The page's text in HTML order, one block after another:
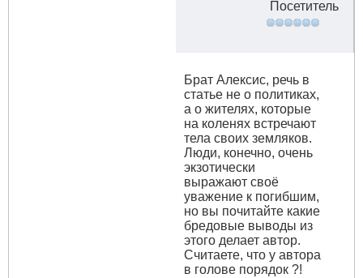
Посетитель
Брат Алексис, речь в
статье не о политиках,
а о жителях, которые
на коленях встречают
тела своих земляков.
Люди, конечно, очень
экзотически
выражают своё
уважение к погибшим,
но вы почитайте какие
бредовые выводы из
этого делает автор.
Считаете, что у автора
в голове порядок ?!